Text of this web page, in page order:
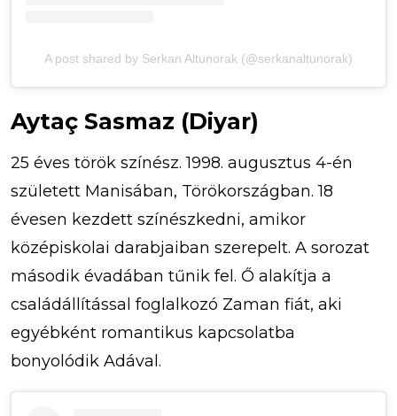
A post shared by Serkan Altunorak (@serkanaltunorak)
Aytaç Sasmaz (Diyar)
25 éves török színész. 1998. augusztus 4-én
született Manisában, Törökországban. 18
évesen kezdett színészkedni, amikor
középiskolai darabjaiban szerepelt. A sorozat
második évadában tűnik fel. Ő alakítja a
családállítással foglalkozó Zaman fiát, aki
egyébként romantikus kapcsolatba
bonyolódik Adával.